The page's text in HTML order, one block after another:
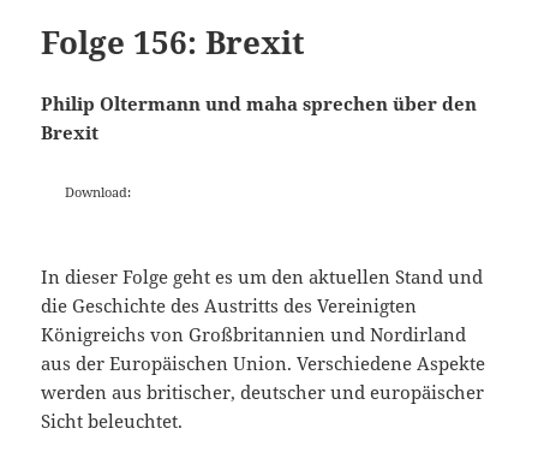
Folge 156: Brexit
Philip Oltermann und maha sprechen über den
Brexit
Download:
In dieser Folge geht es um den aktuellen Stand und
die Geschichte des Austritts des Vereinigten
Königreichs von Großbritannien und Nordirland
aus der Europäischen Union. Verschiedene Aspekte
werden aus britischer, deutscher und europäischer
Sicht beleuchtet.